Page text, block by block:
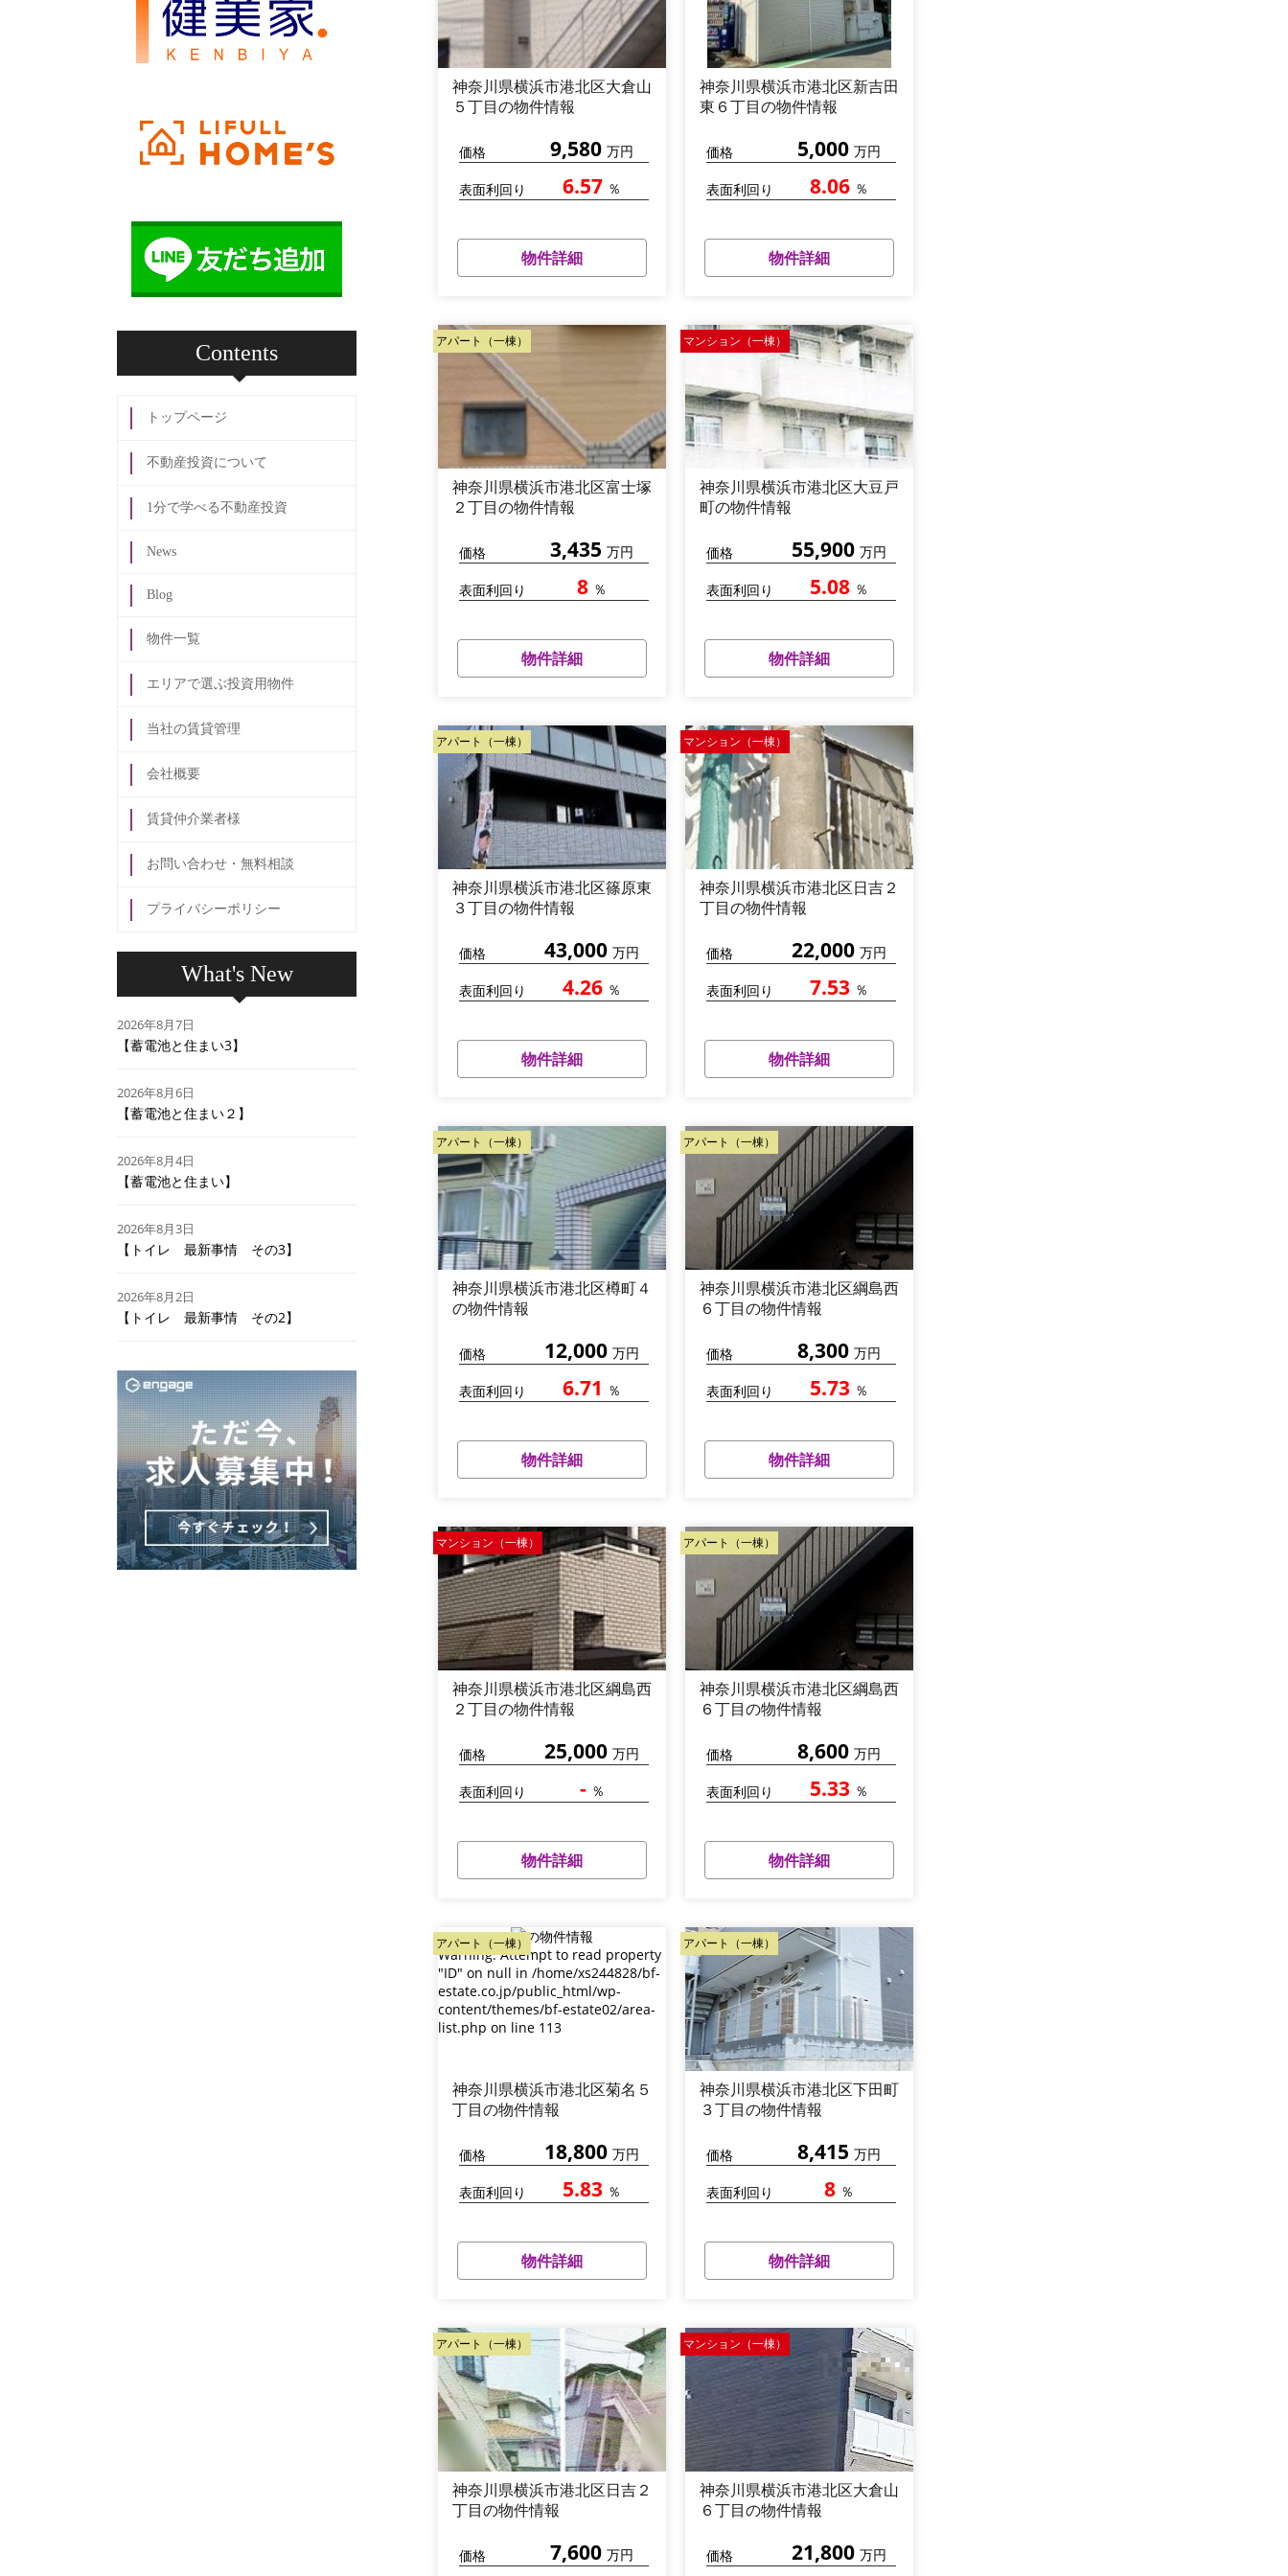
神奈川県横浜市港北区大倉山
５丁目の物件情報
価格 9,580 万円
表面利回り 6.57 ％
物件詳細
神奈川県横浜市港北区新吉田
東６丁目の物件情報
価格 5,000 万円
表面利回り 8.06 ％
物件詳細
アパート（一棟）
神奈川県横浜市港北区富士塚
２丁目の物件情報
価格 3,435 万円
表面利回り 8 ％
物件詳細
マンション（一棟）
神奈川県横浜市港北区大豆戸
町の物件情報
価格 55,900 万円
表面利回り 5.08 ％
物件詳細
アパート（一棟）
神奈川県横浜市港北区篠原東
３丁目の物件情報
価格 43,000 万円
表面利回り 4.26 ％
物件詳細
マンション（一棟）
神奈川県横浜市港北区日吉２
丁目の物件情報
価格 22,000 万円
表面利回り 7.53 ％
物件詳細
アパート（一棟）
神奈川県横浜市港北区樽町４
の物件情報
価格 12,000 万円
表面利回り 6.71 ％
物件詳細
アパート（一棟）
神奈川県横浜市港北区綱島西
６丁目の物件情報
価格 8,300 万円
表面利回り 5.73 ％
物件詳細
マンション（一棟）
神奈川県横浜市港北区綱島西
２丁目の物件情報
価格 25,000 万円
表面利回り - ％
物件詳細
アパート（一棟）
神奈川県横浜市港北区綱島西
６丁目の物件情報
価格 8,600 万円
表面利回り 5.33 ％
物件詳細
アパート（一棟）
Warning: Attempt to read property
"ID" on null in /home/xs244828/bf-
estate.co.jp/public_html/wp-
content/themes/bf-estate02/area-
list.php on line 113
神奈川県横浜市港北区菊名５
丁目の物件情報
価格 18,800 万円
表面利回り 5.83 ％
物件詳細
アパート（一棟）
神奈川県横浜市港北区下田町
３丁目の物件情報
価格 8,415 万円
表面利回り 8 ％
物件詳細
アパート（一棟）
神奈川県横浜市港北区日吉２
丁目の物件情報
価格 7,600 万円
マンション（一棟）
神奈川県横浜市港北区大倉山
６丁目の物件情報
価格 21,800 万円
Contents
トップページ
不動産投資について
1分で学べる不動産投資
News
Blog
物件一覧
エリアで選ぶ投資用物件
当社の賃貸管理
会社概要
賃貸仲介業者様
お問い合わせ・無料相談
プライバシーポリシー
What's New
2026年8月7日
【蓄電池と住まい3】
2026年8月6日
【蓄電池と住まい２】
2026年8月4日
【蓄電池と住まい】
2026年8月3日
【トイレ 最新事情 その3】
2026年8月2日
【トイレ 最新事情 その2】